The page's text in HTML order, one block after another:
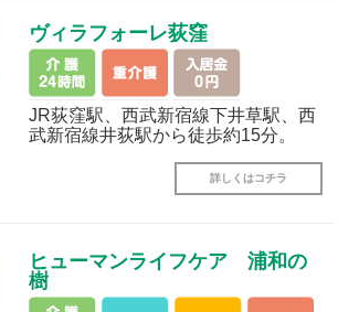
ヴィラフォーレ荻窪
JR荻窪駅、西武新宿線下井草駅、西
武新宿線井荻駅から徒歩約15分。
詳しくはコチラ
ヒューマンライフケア 浦和の
樹